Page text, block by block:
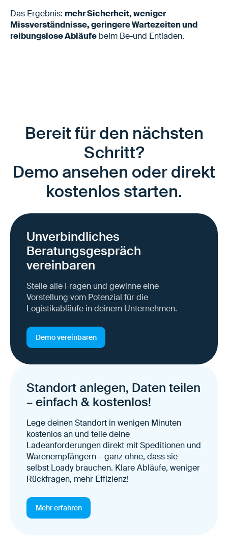
Das Ergebnis: mehr Sicherheit, weniger
Missverständnisse, geringere Wartezeiten und
reibungslose Abläufe beim Be-und Entladen.
Bereit für den nächsten
Schritt?
Demo ansehen oder direkt
kostenlos starten.
Unverbindliches
Beratungsgespräch
vereinbaren
Stelle alle Fragen und gewinne eine
Vorstellung vom Potenzial für die
Logistikabläufe in deinem Unternehmen.
Demo vereinbaren
Standort anlegen, Daten teilen
– einfach & kostenlos!
Lege deinen Standort in wenigen Minuten
kostenlos an und teile deine
Ladeanforderungen direkt mit Speditionen und
Warenempfängern – ganz ohne, dass sie
selbst Loady brauchen. Klare Abläufe, weniger
Rückfragen, mehr Effizienz!
Mehr erfahren